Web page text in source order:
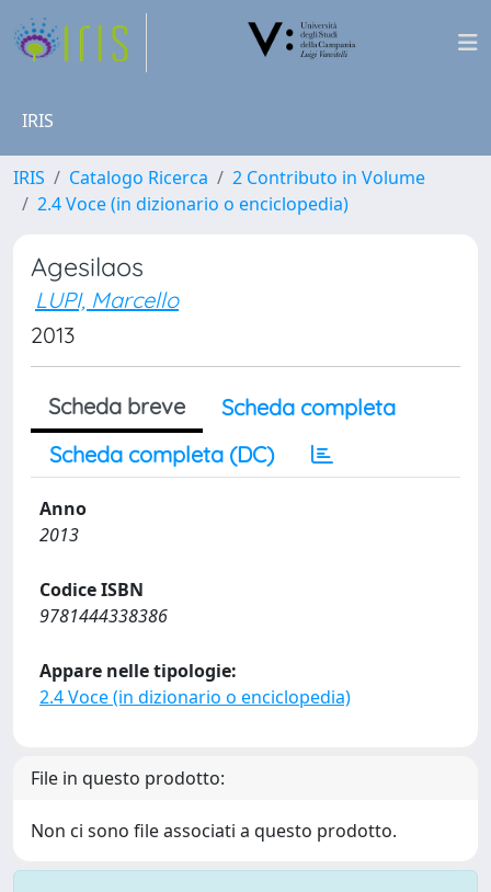
IRIS
IRIS Catalogo Ricerca
2 Contributo in Volume
2.4 Voce (in dizionario o enciclopedia)
Agesilaos
LUPI, Marcello
2013
Scheda breve
Scheda completa
Scheda completa (DC)
Anno
2013
Codice ISBN
9781444338386
Appare nelle tipologie:
2.4 Voce (in dizionario o enciclopedia)
File in questo prodotto:
Non ci sono file associati a questo prodotto.